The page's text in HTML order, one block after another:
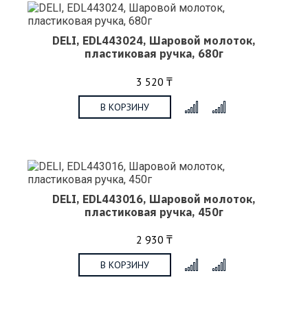
DELI, EDL443024, Шаровой молоток,
пластиковая ручка, 680г
3 520 ₸
В КОРЗИНУ
DELI, EDL443016, Шаровой молоток,
пластиковая ручка, 450г
2 930 ₸
В КОРЗИНУ